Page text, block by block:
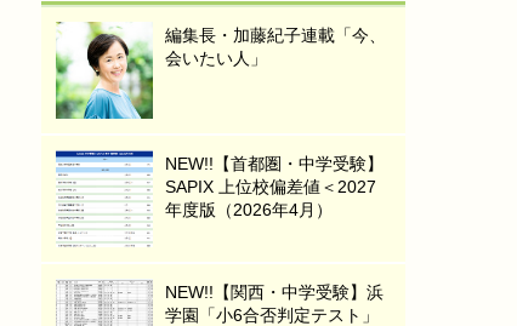
編集長・加藤紀子連載「今、
会いたい人」
NEW!!【首都圏・中学受験】
SAPIX 上位校偏差値＜2027
年度版（2026年4月）
NEW!!【関西・中学受験】浜
学園「小6合否判定テスト」